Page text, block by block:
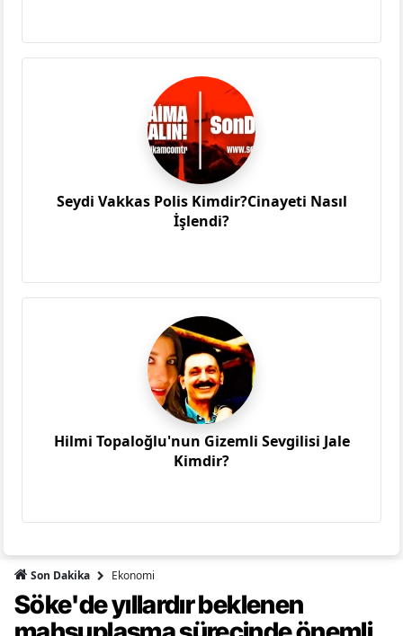
Seydi Vakkas Polis Kimdir?Cinayeti Nasıl
İşlendi?
Hilmi Topaloğlu'nun Gizemli Sevgilisi Jale
Kimdir?
Son Dakika Ekonomi
Söke'de yıllardır beklenen